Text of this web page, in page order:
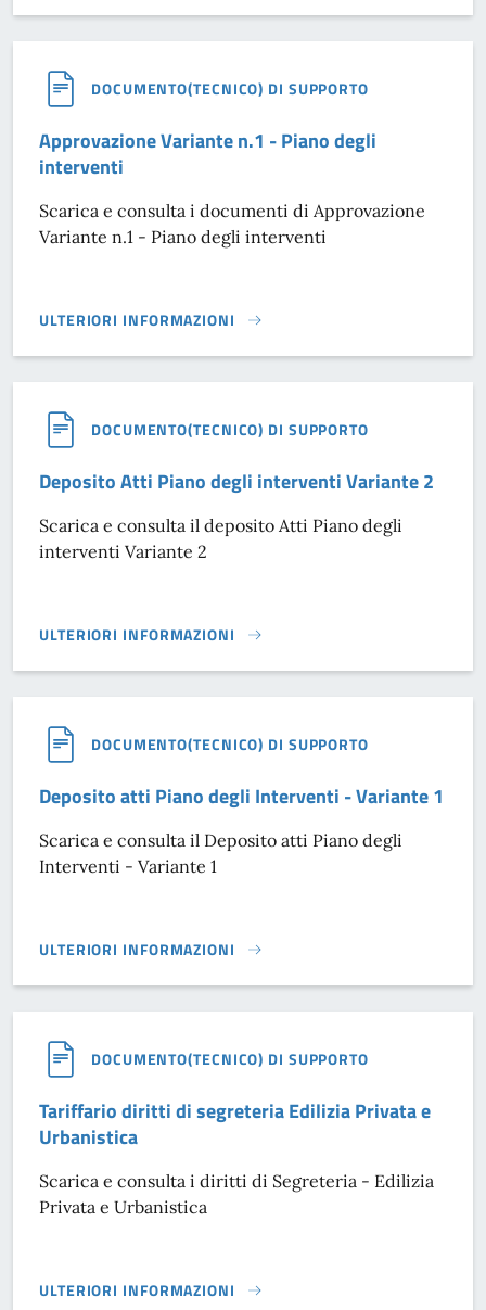
DOCUMENTO(TECNICO) DI SUPPORTO
Approvazione Variante n.1 - Piano degli
interventi
Scarica e consulta i documenti di Approvazione
Variante n.1 - Piano degli interventi
ULTERIORI INFORMAZIONI
APPROVAZIONE VARIANTE N.1 - PIANO DEGLI INTERVENTI}
DOCUMENTO(TECNICO) DI SUPPORTO
Deposito Atti Piano degli interventi Variante 2
Scarica e consulta il deposito Atti Piano degli
interventi Variante 2
ULTERIORI INFORMAZIONI
DEPOSITO ATTI PIANO DEGLI INTERVENTI VARIANTE 2}
DOCUMENTO(TECNICO) DI SUPPORTO
Deposito atti Piano degli Interventi - Variante 1
Scarica e consulta il Deposito atti Piano degli
Interventi - Variante 1
ULTERIORI INFORMAZIONI
DEPOSITO ATTI PIANO DEGLI INTERVENTI - VARIANTE 1}
DOCUMENTO(TECNICO) DI SUPPORTO
Tariffario diritti di segreteria Edilizia Privata e
Urbanistica
Scarica e consulta i diritti di Segreteria - Edilizia
Privata e Urbanistica
ULTERIORI INFORMAZIONI
TARIFFARIO DIRITTI DI SEGRETERIA EDILIZIA PRIVATA E